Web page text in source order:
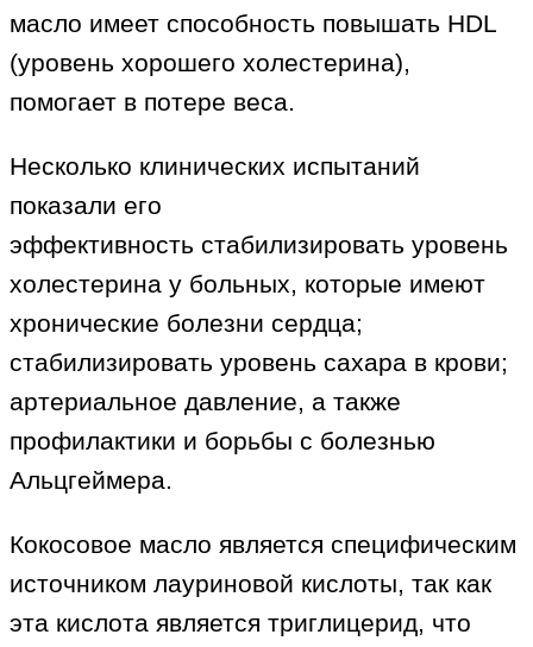
масло имеет способность повышать HDL
(уровень хорошего холестерина),
помогает в потере веса.
Несколько клинических испытаний
показали его
эффективность стабилизировать уровень
холестерина у больных, которые имеют
хронические болезни сердца;
стабилизировать уровень сахара в крови;
артериальное давление, а также
профилактики и борьбы с болезнью
Альцгеймера.
Кокосовое масло является специфическим
источником лауриновой кислоты, так как
эта кислота является триглицерид, что